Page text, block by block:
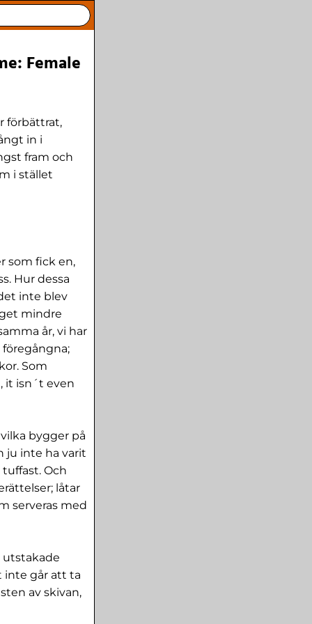
Female
förbättrat,
in i
fram och
i stället
som fick en,
Hur dessa
inte blev
mindre
år, vi har
Som
it isn´t even
bygger på
ju inte ha varit
Och
låtar
serveras med
utstakade
inte går att ta
av skivan,